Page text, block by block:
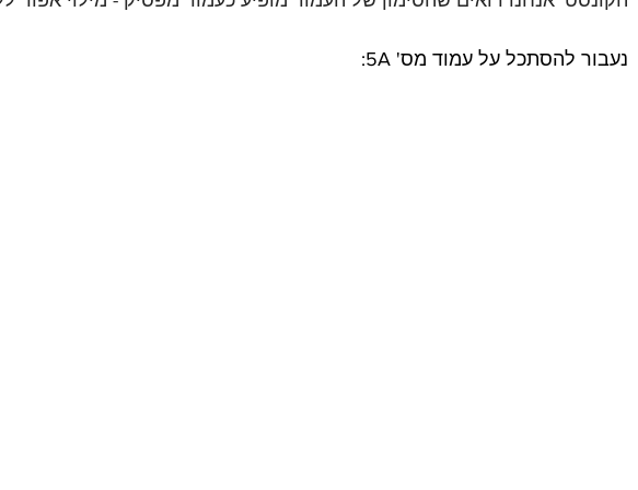
נעבור להסתכל על עמוד מס' 5A: